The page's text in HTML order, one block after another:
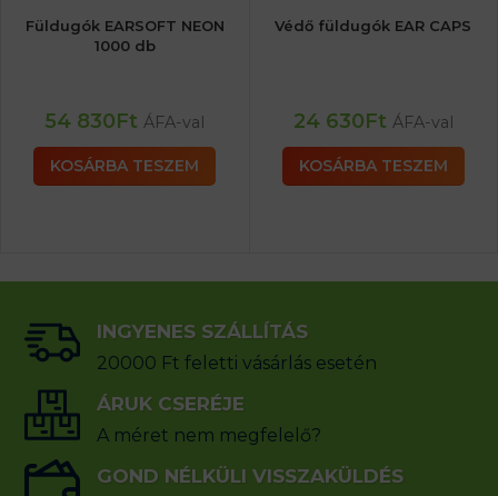
Füldugók EARSOFT NEON
1000 db
54 830Ft ÁFA-val
KOSÁRBA TESZEM
Védő füldugók EAR CAPS
24 630Ft ÁFA-val
KOSÁRBA TESZEM
INGYENES SZÁLLÍTÁS
20000 Ft feletti vásárlás esetén
ÁRUK CSERÉJE
A méret nem megfelelő?
GOND NÉLKÜLI VISSZAKÜLDÉS